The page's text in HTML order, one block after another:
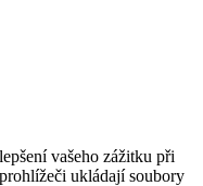
vašeho zážitku při
ukládají soubory